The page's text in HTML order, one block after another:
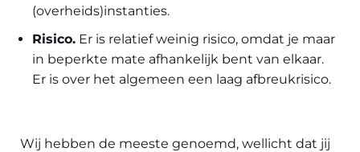
(overheids)instanties.
Risico. Er is relatief weinig risico, omdat je maar
in beperkte mate afhankelijk bent van elkaar.
Er is over het algemeen een laag afbreukrisico.
Wij hebben de meeste genoemd, wellicht dat jij